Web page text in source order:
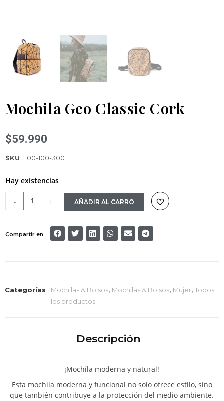
Mochila Geo Classic Cork
$59.990
SKU 100-100-300
Hay existencias
- + AÑADIR AL CARRO
Compartir en
Categorías Mochilas & Bolsos, Mochilas & Bolsos, Mujer, Todos
los productos
Descripción
¡Mochila moderna y natural!
Esta mochila moderna y funcional no solo ofrece estilo, sino
que también contribuye a la protección del medio ambiente.